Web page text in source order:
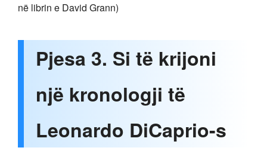
në librin e David Grann)
Pjesa 3. Si të krijoni
një kronologji të
Leonardo DiCaprio-s